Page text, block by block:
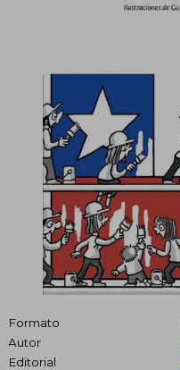
Formato
Autor
Editorial